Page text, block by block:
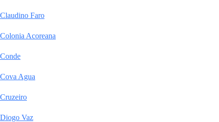
Claudino Faro
Colonia Acoreana
Conde
Cova Agua
Cruzeiro
Diogo Vaz